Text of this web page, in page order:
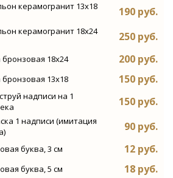
керамогранит 13х18
190 руб.
керамогранит 18х24
250 руб.
18х24 200 руб.
13х18 150 руб.
надписи на 1
150 руб.
1 надписи (имитация
90 руб.
буква, 3 см 12 руб.
буква, 5 см 18 руб.